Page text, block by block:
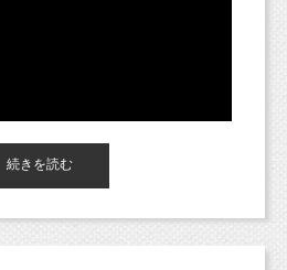
れば、仕上がりは一目瞭然
のお手紙にも
続きを読む